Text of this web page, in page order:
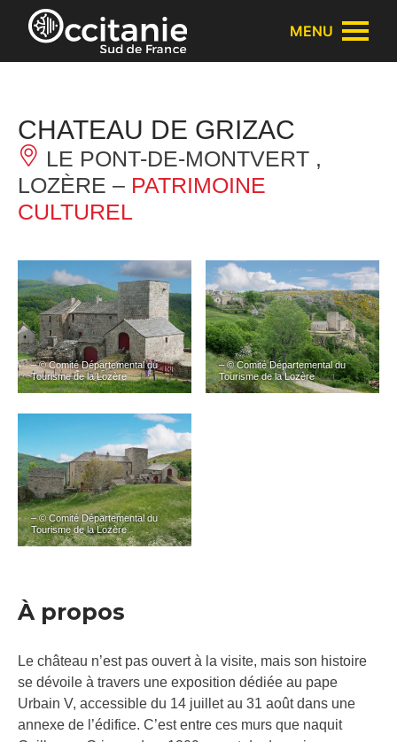
Panneau de gestion des cookies
MENU
CHATEAU DE GRIZAC
LE PONT-DE-MONTVERT ,
LOZÈRE – PATRIMOINE
CULTUREL
– © Comité Départemental du
Tourisme de la Lozère
– © Comité Départemental du
Tourisme de la Lozère
– © Comité Départemental du
Tourisme de la Lozère
À propos
Le château n’est pas ouvert à la visite, mais son histoire
se dévoile à travers une exposition dédiée au pape
Urbain V, accessible du 14 juillet au 31 août dans une
annexe de l’édifice. C’est entre ces murs que naquit